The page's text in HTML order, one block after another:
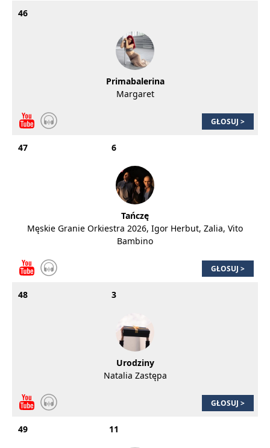
46
Primabalerina
Margaret
GŁOSUJ >
47 6
Tańczę
Męskie Granie Orkiestra 2026, Igor Herbut, Zalia, Vito
Bambino
GŁOSUJ >
48 3
Urodziny
Natalia Zastępa
GŁOSUJ >
49 11